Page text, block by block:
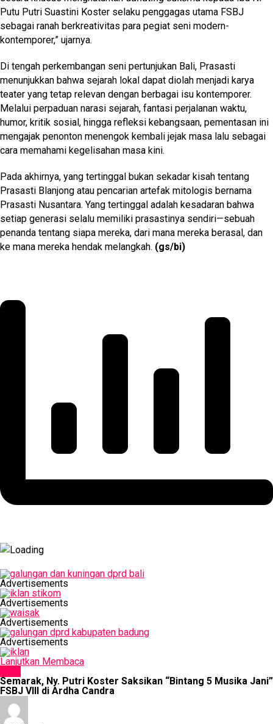
Putu Putri Suastini Koster selaku penggagas utama FSBJ
sebagai ranah berkreativitas para pegiat seni modern-
kontemporer,” ujarnya.
Di tengah perkembangan seni pertunjukan Bali, Prasasti
menunjukkan bahwa sejarah lokal dapat diolah menjadi karya
teater yang tetap relevan dengan berbagai isu kontemporer.
Melalui perpaduan narasi sejarah, fantasi perjalanan waktu,
humor, kritik sosial, hingga refleksi kebangsaan, pementasan ini
mengajak penonton menengok kembali jejak masa lalu sebagai
cara memahami kegelisahan masa kini.
Pada akhirnya, yang tertinggal bukan sekadar kisah tentang
Prasasti Blanjong atau pencarian artefak mitologis bernama
Prasasti Nusantara. Yang tertinggal adalah kesadaran bahwa
setiap generasi selalu memiliki prasastinya sendiri—sebuah
penanda tentang siapa mereka, dari mana mereka berasal, dan
ke mana mereka hendak melangkah. (gs/bi)
Advertisements
Advertisements
Advertisements
Advertisements
Lanjutkan Membaca
Semarak, Ny. Putri Koster Saksikan “Bintang 5 Musika Jani”
FSBJ VIII di Ardha Candra